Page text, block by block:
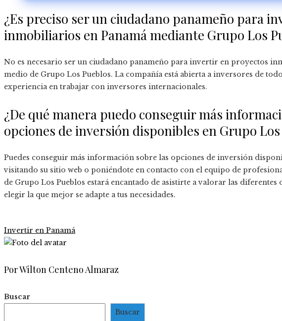
¿Es preciso ser un ciudadano panameño para
inmobiliarios en Panamá mediante Grupo Los
No es necesario ser un ciudadano panameño para invertir en proyectos
medio de Grupo Los Pueblos. La compañía está abierta a inversores de
experiencia en trabajar con inversores internacionales.
¿De qué manera puedo conseguir más
opciones de inversión disponibles en Grupo Los
Puedes conseguir más información sobre las opciones de inversión
visitando su sitio web o poniéndote en contacto con el equipo de
de Grupo Los Pueblos estará encantado de asistirte a valorar las
elegir la que mejor se adapte a tus necesidades.
Invertir en Panamá
Por Wilton Centeno Almaraz
Buscar
Buscar